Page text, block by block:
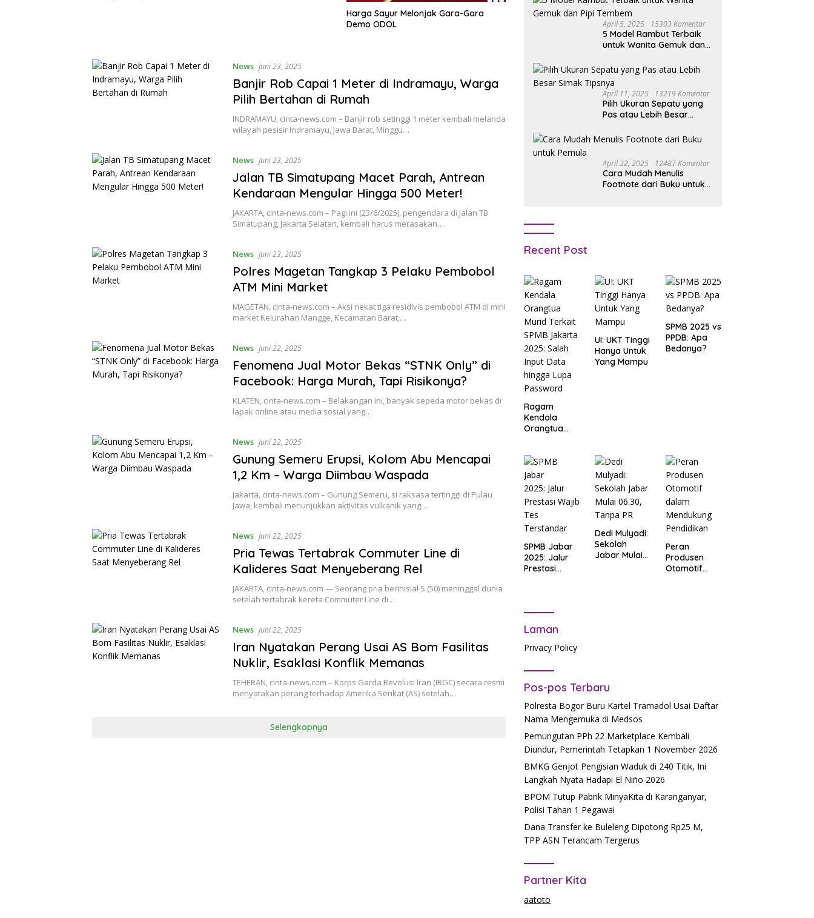
Harga Sayur Melonjak Gara-Gara
Demo ODOL
News Juni 23, 2025
Banjir Rob Capai 1 Meter di Indramayu, Warga
Pilih Bertahan di Rumah
INDRAMAYU, cinta-news.com – Banjir rob setinggi 1 meter kembali melanda
wilayah pesisir Indramayu, Jawa Barat, Minggu…
News Juni 23, 2025
Jalan TB Simatupang Macet Parah, Antrean
Kendaraan Mengular Hingga 500 Meter!
JAKARTA, cinta-news.com – Pagi ini (23/6/2025), pengendara di Jalan TB
Simatupang, Jakarta Selatan, kembali harus merasakan…
News Juni 23, 2025
Polres Magetan Tangkap 3 Pelaku Pembobol
ATM Mini Market
MAGETAN, cinta-news.com – Aksi nekat tiga residivis pembobol ATM di mini
market Kelurahan Mangge, Kecamatan Barat,…
News Juni 22, 2025
Fenomena Jual Motor Bekas “STNK Only” di
Facebook: Harga Murah, Tapi Risikonya?
KLATEN, cinta-news.com – Belakangan ini, banyak sepeda motor bekas di
lapak online atau media sosial yang…
News Juni 22, 2025
Gunung Semeru Erupsi, Kolom Abu Mencapai
1,2 Km – Warga Diimbau Waspada
Jakarta, cinta-news.com – Gunung Semeru, si raksasa tertinggi di Pulau
Jawa, kembali menunjukkan aktivitas vulkanik yang…
News Juni 22, 2025
Pria Tewas Tertabrak Commuter Line di
Kalideres Saat Menyeberang Rel
JAKARTA, cinta-news.com — Seorang pria berinisial S (50) meninggal dunia
setelah tertabrak kereta Commuter Line di…
News Juni 22, 2025
Iran Nyatakan Perang Usai AS Bom Fasilitas
Nuklir, Esaklasi Konflik Memanas
TEHERAN, cinta-news.com – Korps Garda Revolusi Iran (IRGC) secara resmi
menyatakan perang terhadap Amerika Serikat (AS) setelah…
Selengkapnya
April 5, 2025 15303 Komentar
5 Model Rambut Terbaik
untuk Wanita Gemuk dan
April 11, 2025 13219 Komentar
Pilih Ukuran Sepatu yang
Pas atau Lebih Besar
April 22, 2025 12487 Komentar
Cara Mudah Menulis
Footnote dari Buku untuk
Recent Post
Ragam
Kendala
Orangtua
Jakarta
2025: Salah
Input Data
hingga Lupa
Password
UI: UKT Tinggi
Hanya Untuk
Yang Mampu
SPMB 2025 vs
PPDB: Apa
Bedanya?
SPMB Jabar
2025: Jalur
Prestasi
Dedi Mulyadi:
Sekolah
Jabar Mulai
Peran
Produsen
Otomotif
Laman
Privacy Policy
Pos-pos Terbaru
Polresta Bogor Buru Kartel Tramadol Usai Daftar
Nama Mengemuka di Medsos
Pemungutan PPh 22 Marketplace Kembali
Diundur, Pemerintah Tetapkan 1 November 2026
BMKG Genjot Pengisian Waduk di 240 Titik, Ini
Langkah Nyata Hadapi El Niño 2026
BPOM Tutup Pabrik MinyaKita di Karanganyar,
Polisi Tahan 1 Pegawai
Dana Transfer ke Buleleng Dipotong Rp25 M,
TPP ASN Terancam Tergerus
Partner Kita
aatoto